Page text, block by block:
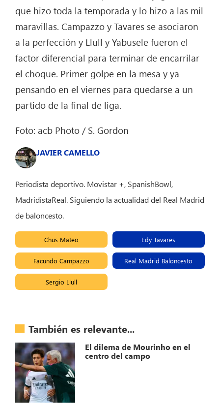
que hizo toda la temporada y lo hizo a las mil
maravillas. Campazzo y Tavares se asociaron
a la perfección y Llull y Yabusele fueron el
factor diferencial para terminar de encarrilar
el choque. Primer golpe en la mesa y ya
pensando en el viernes para quedarse a un
partido de la final de liga.
Foto: acb Photo / S. Gordon
JAVIER CAMELLO
Periodista deportivo. Movistar +, SpanishBowl,
MadridistaReal. Siguiendo la actualidad del Real Madrid
de baloncesto.
Chus Mateo Edy Tavares
Facundo Campazzo Real Madrid Baloncesto
Sergio Llull
También es relevante...
El dilema de Mourinho en el
centro del campo